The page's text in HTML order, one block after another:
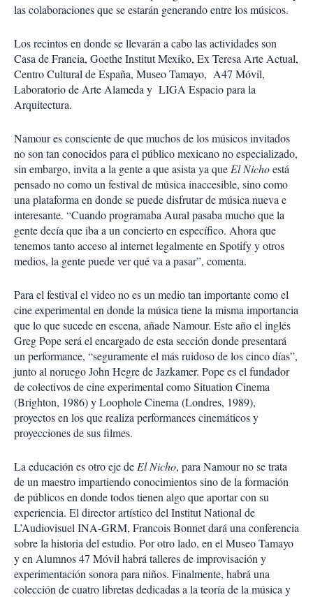
las colaboraciones que se estarán generando entre los músicos.
Los recintos en donde se llevarán a cabo las actividades son
Casa de Francia, Goethe Institut Mexiko, Ex Teresa Arte Actual,
Centro Cultural de España, Museo Tamayo, A47 Móvil,
Laboratorio de Arte Alameda y LIGA Espacio para la
Arquitectura.
Namour es consciente de que muchos de los músicos invitados
no son tan conocidos para el público mexicano no especializado,
sin embargo, invita a la gente a que asista ya queEl Nichoestá
pensado no como un festival de música inaccesible, sino como
una plataforma en donde se puede disfrutar de música nueva e
interesante. “Cuando programaba Aural pasaba mucho que la
gente decía que iba a un concierto en específico. Ahora que
tenemos tanto acceso al internet legalmente en Spotify y otros
medios, la gente puede ver qué va a pasar”, comenta.
Para el festival el video no es un medio tan importante como el
cine experimental en donde la música tiene la misma importancia
que lo que sucede en escena, añade Namour. Este año el inglés
Greg Pope será el encargado de esta sección donde presentará
un performance, “seguramente el más ruidoso de los cinco días”,
junto al noruego John Hegre de Jazkamer. Pope es el fundador
de colectivos de cine experimental como Situation Cinema
(Brighton, 1986) y Loophole Cinema (Londres, 1989),
proyectos en los que realiza performances cinemáticos y
proyecciones de sus filmes.
La educación es otro eje deEl Nicho, para Namour no se trata
de un maestro impartiendo conocimientos sino de la formación
de públicos en donde todos tienen algo que aportar con su
experiencia. El director artístico del Institut National de
L’Audiovisuel INA-GRM, Francois Bonnet dará una conferencia
sobre la historia del estudio. Por otro lado, en el Museo Tamayo
y en Alumnos 47 Móvil habrá talleres de improvisación y
experimentación sonora para niños. Finalmente, habrá una
colección de cuatro libretas dedicadas a la teoría de la música y